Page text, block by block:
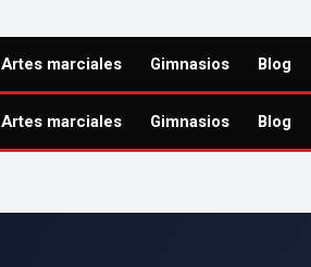
Artes marciales Gimnasios Blog
Artes marciales Gimnasios Blog